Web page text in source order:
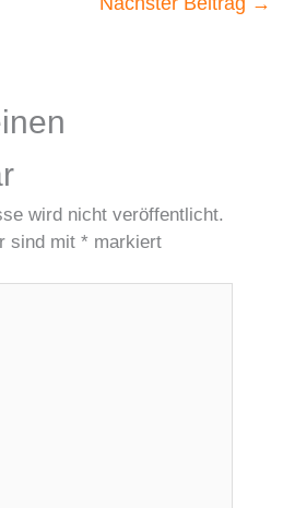
wird nicht veröffentlicht.
sind mit * markiert